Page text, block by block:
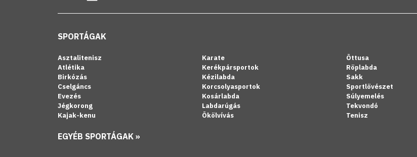
SPORTÁGAK
Asztalitenisz
Atlétika
Birkózás
Cselgáncs
Evezés
Jégkorong
Kajak-kenu
Karate
Kerékpársportok
Kézilabda
Korcsolyasportok
Kosárlabda
Labdarúgás
Ökölvívás
Öttusa
Röplabda
Sakk
Sportlövészet
Súlyemelés
Tekvondó
Tenisz
EGYÉB SPORTÁGAK »